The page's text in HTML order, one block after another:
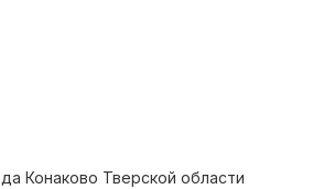
Конаково Тверской области